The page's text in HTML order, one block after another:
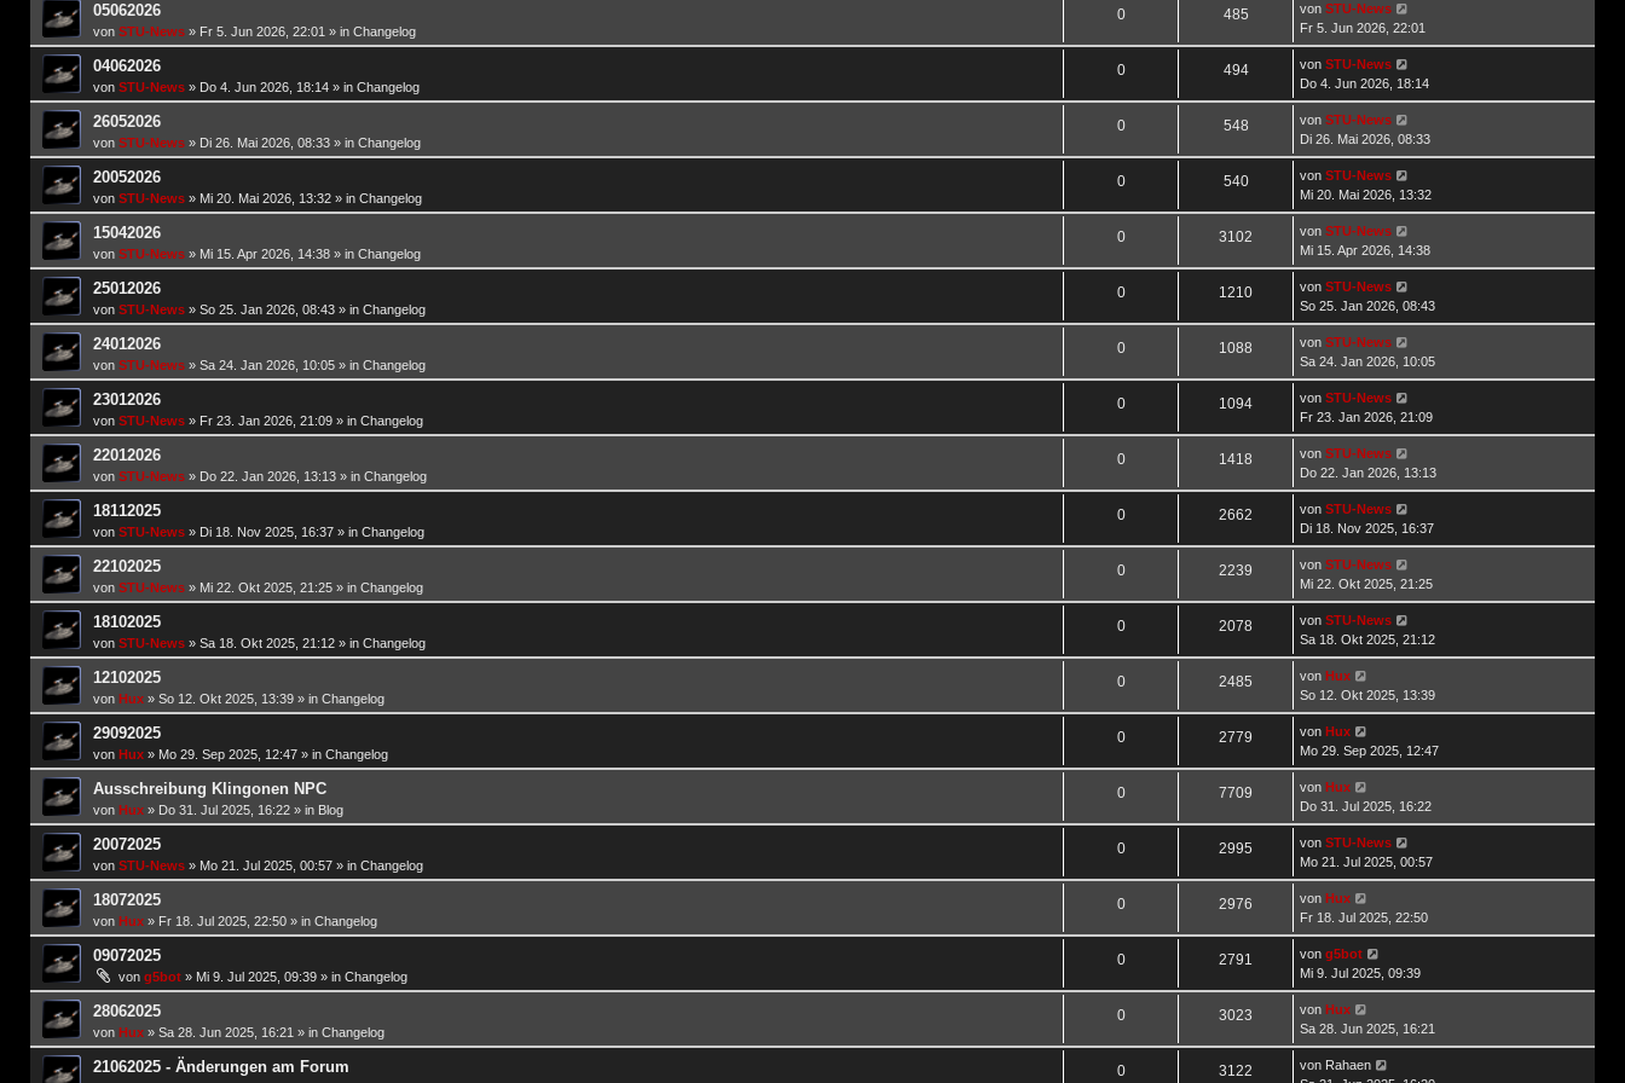
05062026
von STU-News » Fr 5. Jun 2026, 22:01 » in Changelog
0 485 von STU-News
Fr 5. Jun 2026, 22:01
04062026
von STU-News » Do 4. Jun 2026, 18:14 » in Changelog
0 494 von STU-News
Do 4. Jun 2026, 18:14
26052026
von STU-News » Di 26. Mai 2026, 08:33 » in Changelog
0 548 von STU-News
Di 26. Mai 2026, 08:33
20052026
von STU-News » Mi 20. Mai 2026, 13:32 » in Changelog
0 540 von STU-News
Mi 20. Mai 2026, 13:32
15042026
von STU-News » Mi 15. Apr 2026, 14:38 » in Changelog
0 3102 von STU-News
Mi 15. Apr 2026, 14:38
25012026
von STU-News » So 25. Jan 2026, 08:43 » in Changelog
0 1210 von STU-News
So 25. Jan 2026, 08:43
24012026
von STU-News » Sa 24. Jan 2026, 10:05 » in Changelog
0 1088 von STU-News
Sa 24. Jan 2026, 10:05
23012026
von STU-News » Fr 23. Jan 2026, 21:09 » in Changelog
0 1094 von STU-News
Fr 23. Jan 2026, 21:09
22012026
von STU-News » Do 22. Jan 2026, 13:13 » in Changelog
0 1418 von STU-News
Do 22. Jan 2026, 13:13
18112025
von STU-News » Di 18. Nov 2025, 16:37 » in Changelog
0 2662 von STU-News
Di 18. Nov 2025, 16:37
22102025
von STU-News » Mi 22. Okt 2025, 21:25 » in Changelog
0 2239 von STU-News
Mi 22. Okt 2025, 21:25
18102025
von STU-News » Sa 18. Okt 2025, 21:12 » in Changelog
0 2078 von STU-News
Sa 18. Okt 2025, 21:12
12102025
von Hux » So 12. Okt 2025, 13:39 » in Changelog
0 2485 von Hux
So 12. Okt 2025, 13:39
29092025
von Hux » Mo 29. Sep 2025, 12:47 » in Changelog
0 2779 von Hux
Mo 29. Sep 2025, 12:47
Ausschreibung Klingonen NPC
von Hux » Do 31. Jul 2025, 16:22 » in Blog
0 7709 von Hux
Do 31. Jul 2025, 16:22
20072025
von STU-News » Mo 21. Jul 2025, 00:57 » in Changelog
0 2995 von STU-News
Mo 21. Jul 2025, 00:57
18072025
von Hux » Fr 18. Jul 2025, 22:50 » in Changelog
0 2976 von Hux
Fr 18. Jul 2025, 22:50
09072025
von g5bot » Mi 9. Jul 2025, 09:39 » in Changelog
0 2791 von g5bot
Mi 9. Jul 2025, 09:39
28062025
von Hux » Sa 28. Jun 2025, 16:21 » in Changelog
0 3023 von Hux
Sa 28. Jun 2025, 16:21
21062025 - Änderungen am Forum 0 3122 von Rahaen